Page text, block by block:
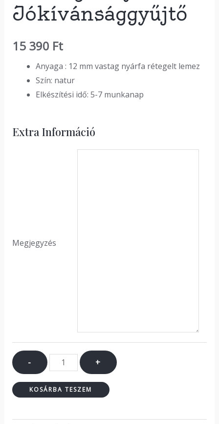
Jókívánsággyűjtő
15 390 Ft
Anyaga : 12 mm vastag nyárfa rétegelt lemez
Szín: natur
Elkészítési idő: 5-7 munkanap
Extra Információ
Megjegyzés
- +
KOSÁRBA TESZEM